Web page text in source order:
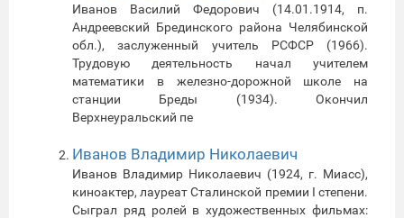
Иванов Василий Федорович (14.01.1914, п.
Андреевский Брединского района Челябинской
обл.), заслуженный учитель РСФСР (1966).
Трудовую деятельность начал учителем
математики в железно-дорожной школе на
станции Бреды (1934). Окончил
Верхнеуральский пе
Иванов Владимир Николаевич
Иванов Владимир Николаевич (1924, г. Миасс),
киноактер, лауреат Сталинской премии I степени.
Сыграл ряд ролей в художественных фильмах: